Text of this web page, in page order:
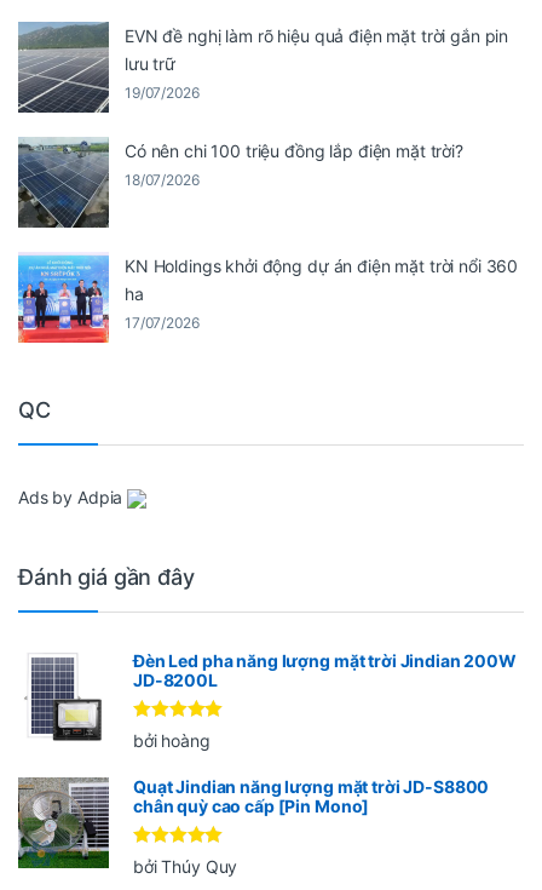
EVN đề nghị làm rõ hiệu quả điện mặt trời gắn pin
lưu trữ
19/07/2026
Có nên chi 100 triệu đồng lắp điện mặt trời?
18/07/2026
KN Holdings khởi động dự án điện mặt trời nổi 360
ha
17/07/2026
QC
Ads by Adpia
Đánh giá gần đây
Đèn Led pha năng lượng mặt trời Jindian 200W
JD-8200L
Được xếp
hạng55
bởi hoàng
Quạt Jindian năng lượng mặt trời JD-S8800
chân quỳ cao cấp [Pin Mono]
Được xếp
hạng 5 5
bởi Thúy Quy